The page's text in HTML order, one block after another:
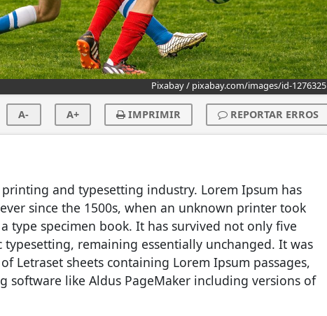
Pixabay / pixabay.com/images/id-1276325
A- A+ IMPRIMIR REPORTAR ERROS
and typesetting industry. Lorem Ipsum has
since the 1500s, when an unknown printer took
type specimen book. It has survived not only five
remaining essentially unchanged. It was
Letraset sheets containing Lorem Ipsum passages,
like Aldus PageMaker including versions of